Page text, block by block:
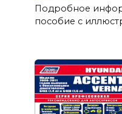
Подробное
пособие с